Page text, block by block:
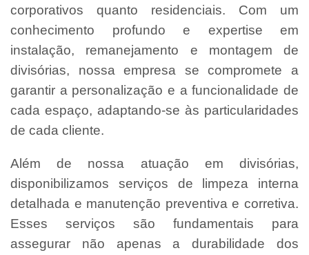
corporativos quanto residenciais. Com um
conhecimento profundo e expertise em
instalação, remanejamento e montagem de
divisórias, nossa empresa se compromete a
garantir a personalização e a funcionalidade de
cada espaço, adaptando-se às particularidades
de cada cliente.
Além de nossa atuação em divisórias,
disponibilizamos serviços de limpeza interna
detalhada e manutenção preventiva e corretiva.
Esses serviços são fundamentais para
assegurar não apenas a durabilidade dos